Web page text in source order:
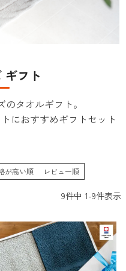
ギフト
タオルギフト。
におすすめギフトセット
が高い順 レビュー順
9件中 1-9件表示